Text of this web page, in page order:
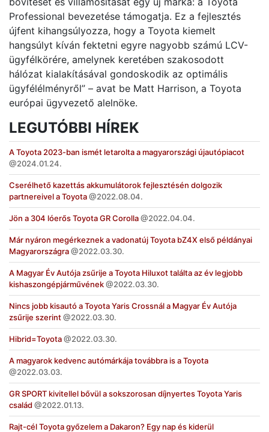
Professional bevezetése támogatja. Ez a fejlesztés
újfent kihangsúlyozza, hogy a Toyota kiemelt
hangsúlyt kíván fektetni egyre nagyobb számú LCV-
ügyfélkörére, amelynek keretében szakosodott
hálózat kialakításával gondoskodik az optimális
ügyfélélményről” – avat be Matt Harrison, a Toyota
európai ügyvezető alelnöke.
LEGUTÓBBI HÍREK
A Toyota 2023-ban ismét letarolta a magyarországi újautópiacot
2024.01.24.
Cserélhető kazettás akkumulátorok fejlesztésén dolgozik
partnereivel a Toyota
2022.08.04.
Jön a 304 lóerős Toyota GR Corolla 2022.04.04.
Már nyáron megérkeznek a vadonatúj Toyota bZ4X első példányai
Magyarországra
2022.03.30.
A Magyar Év Autója zsűrije a Toyota Hiluxot találta az év legjobb
kishaszongépjárművének
2022.03.30.
Nincs jobb kisautó a Toyota Yaris Crossnál a Magyar Év Autója
zsűrije szerint
2022.03.30.
Hibrid=Toyota 2022.03.30.
A magyarok kedvenc autómárkája továbbra is a Toyota
2022.03.03.
GR SPORT kivitellel bővül a sokszorosan díjnyertes Toyota Yaris
család
2022.01.13.
Rajt-cél Toyota győzelem a Dakaron? Egy nap és kiderül